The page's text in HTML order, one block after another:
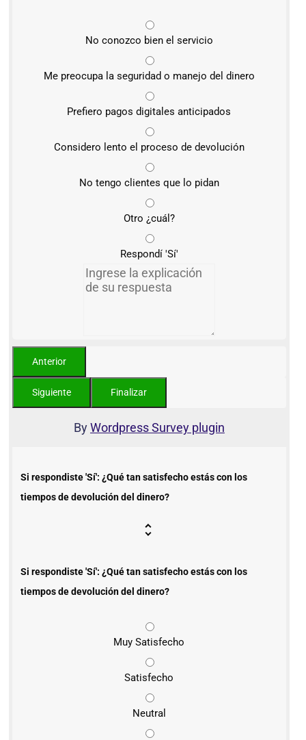
No conozco bien el servicio
Me preocupa la seguridad o manejo del dinero
Prefiero pagos digitales anticipados
Considero lento el proceso de devolución
No tengo clientes que lo pidan
Otro ¿cuál?
Respondí 'Sí'
ByWordpress Survey plugin
Si respondiste 'Sí': ¿Qué tan satisfecho estás con los
tiempos de devolución del dinero?
Si respondiste 'Sí': ¿Qué tan satisfecho estás con los
tiempos de devolución del dinero?
Muy Satisfecho
Satisfecho
Neutral